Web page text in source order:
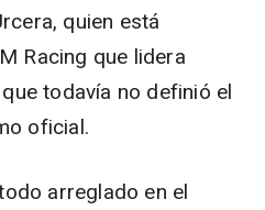
quien está
Racing que lidera
todavía no definió el
oficial.
arreglado en el